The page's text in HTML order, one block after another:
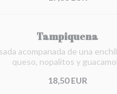
Tampiquena
acompanada de una
queso, nopalitos y
18,50 EUR